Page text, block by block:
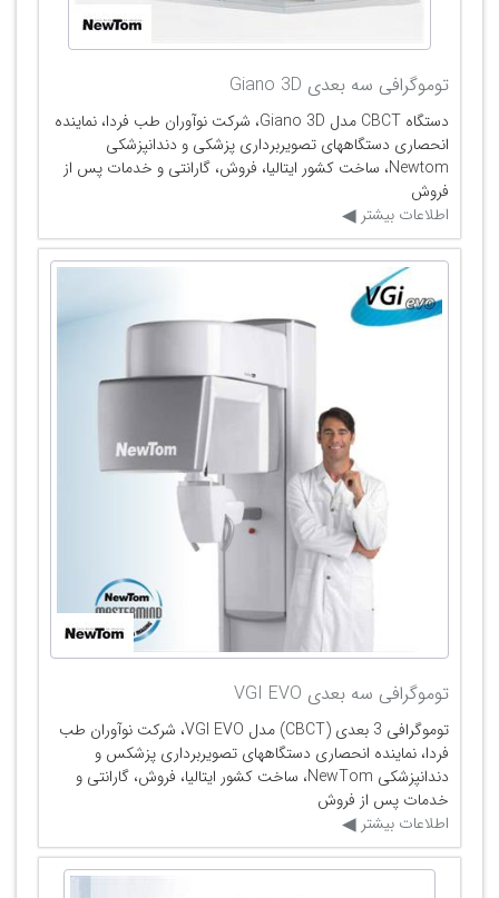
توموگرافی سه بعدی Giano 3D
دستگاه CBCT مدل Giano 3D، شرکت نوآوران طب فردا، نماینده
انحصاری دستگاههای تصویربرداری پزشکی و دندانپزشکی
Newtom، ساخت کشور ایتالیا، فروش، گارانتی و خدمات پس از
فروش
اطلاعات بیشتر
توموگرافی سه بعدی VGI EVO
توموگرافی 3 بعدی (CBCT) مدل VGI EVO، شرکت نوآوران طب
فردا، نماینده انحصاری دستگاههای تصویربرداری پزشکس و
دندانپزشکی NewTom، ساخت کشور ایتالیا، فروش، گارانتی و
خدمات پس از فروش
اطلاعات بیشتر